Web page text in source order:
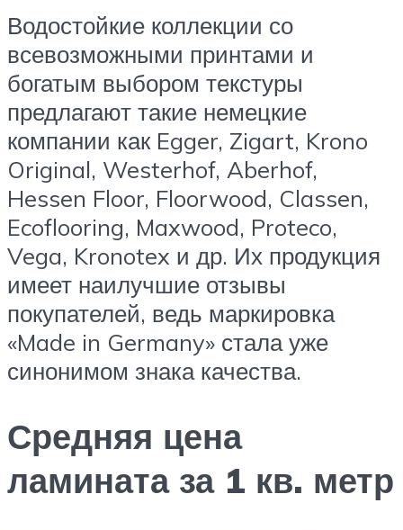
Водостойкие коллекции со
всевозможными принтами и
богатым выбором текстуры
предлагают такие немецкие
компании как Egger, Zigart, Krono
Original, Westerhof, Aberhof,
Hessen Floor, Floorwood, Classen,
Ecoflooring, Maxwood, Proteco,
Vega, Kronotex и др. Их продукция
имеет наилучшие отзывы
покупателей, ведь маркировка
«Made in Germany» стала уже
синонимом знака качества.
Средняя цена
ламината за 1 кв. метр